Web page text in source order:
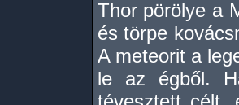
Thor pörölye a
és törpe
A meteorit a
le az égből.